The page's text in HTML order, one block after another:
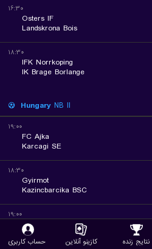
۱۶:۳۰
Osters IF
Landskrona Bois
۱۸:۳۰
IFK Norrkoping
IK Brage Borlange
Hungary NB II
۱۹:۰۰
FC Ajka
Karcagi SE
۱۸:۳۰
Gyirmot
Kazincbarcika BSC
۱۹:۰۰
BVSC Zuglo
Kecskemeti TE
نتایج زنده کازینو آنلاین حساب کاربری